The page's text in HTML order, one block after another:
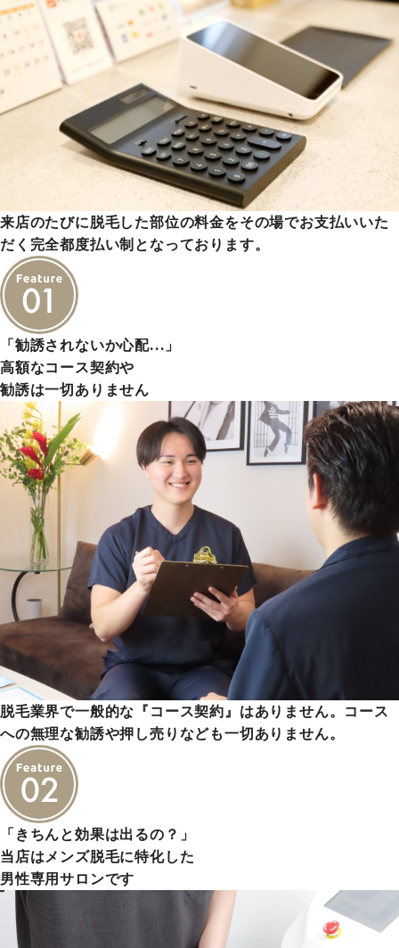
来店のたびに脱毛した部位の料金をその場でお支払いいた
だく完全都度払い制となっております。
「勧誘されないか心配…」
高額なコース契約や
勧誘は一切ありません
脱毛業界で一般的な『コース契約』はありません。コース
への無理な勧誘や押し売りなども一切ありません。
「きちんと効果は出るの？」
当店はメンズ脱毛に特化した
男性専用サロンです